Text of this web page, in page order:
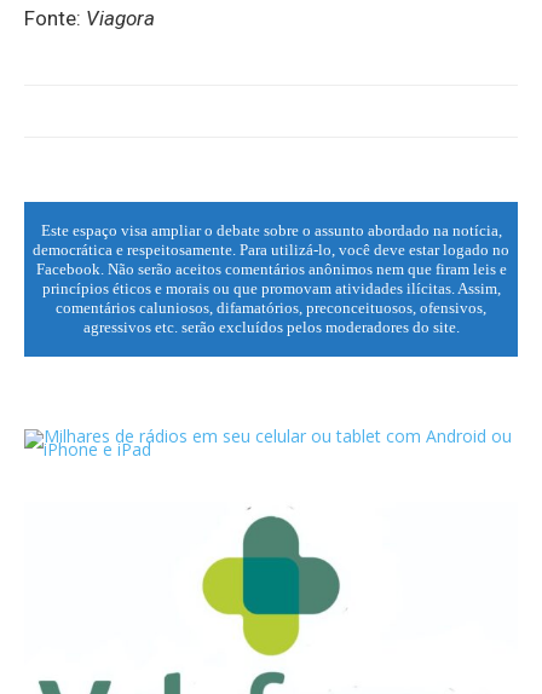
Fonte: Viagora
Este espaço visa ampliar o debate sobre o assunto abordado na notícia,
democrática e respeitosamente. Para utilizá-lo, você deve estar logado no
Facebook. Não serão aceitos comentários anônimos nem que firam leis e
princípios éticos e morais ou que promovam atividades ilícitas. Assim,
comentários caluniosos, difamatórios, preconceituosos, ofensivos,
agressivos etc. serão excluídos pelos moderadores do site.